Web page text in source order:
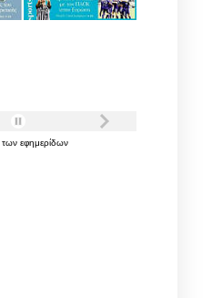
των εφημερίδων